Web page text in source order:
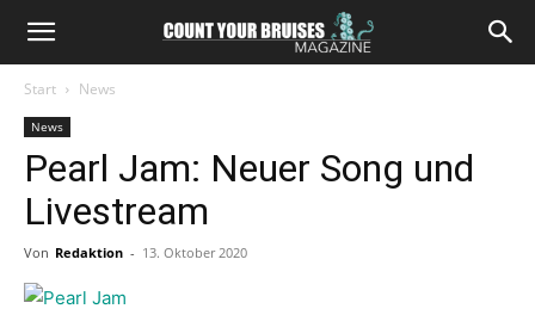
Start News
News
Pearl Jam: Neuer Song und
Livestream
Von Redaktion - 13. Oktober 2020